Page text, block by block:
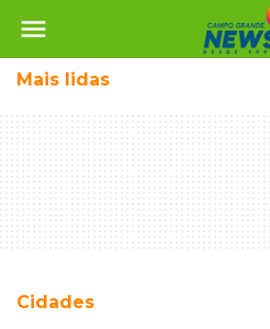
menu
Mais lidas
Cidades